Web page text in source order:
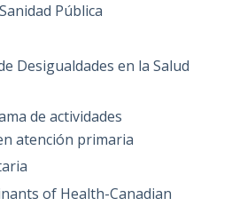
Pública
Desigualdades en la Salud
de actividades
atención primaria
of Health-Canadian